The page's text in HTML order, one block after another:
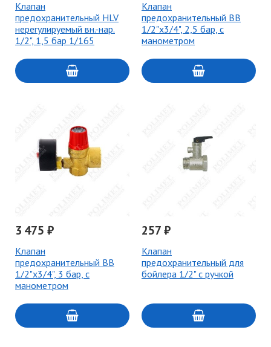
Клапан
предохранительный HLV
нерегулируемый вн.-нар.
1/2", 1,5 бар 1/165
Клапан
предохранительный ВВ
1/2"х3/4", 2,5 бар, с
манометром
3 475 ₽
Клапан
предохранительный ВВ
1/2"х3/4", 3 бар, с
манометром
257 ₽
Клапан
предохранительный для
бойлера 1/2" с ручкой